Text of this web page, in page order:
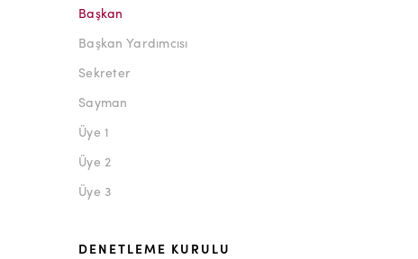
Başkan
Başkan Yardımcısı
Sekreter
Sayman
Üye 1
Üye 2
Üye 3
DENETLEME KURULU